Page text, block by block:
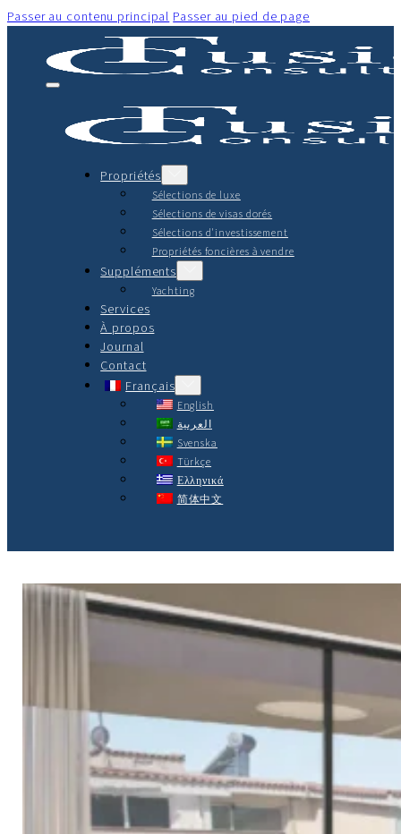
Passer au contenu principal Passer au pied de page
Propriétés
Sélections de luxe
Sélections de visas dorés
Sélections d'investissement
Propriétés foncières à vendre
Suppléments
Yachting
Services
À propos
Journal
Contact
Français
English
العربية
Svenska
Türkçe
Ελληνικά
简体中文